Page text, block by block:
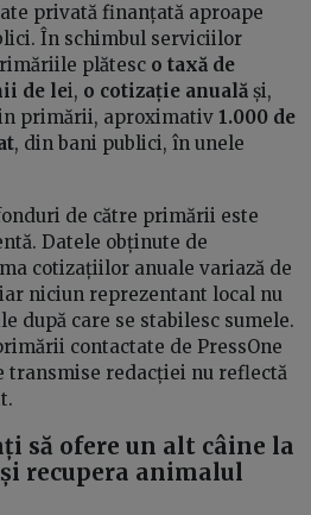
privată finanțată aproape
În schimbul serviciilor
plătesc o taxă de
de lei, o cotizație anuală și,
primării, aproximativ 1.000 de
, din bani publici, în unele
de către primării este
Datele obținute de
cotizațiilor anuale variază de
niciun reprezentant local nu
după care se stabilesc sumele.
contactate de PressOne
transmise redacției nu reflectă
să ofere un alt câine la
recupera animalul